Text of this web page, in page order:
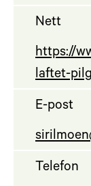
Nett
https://
laftet-
E-post
Telefon